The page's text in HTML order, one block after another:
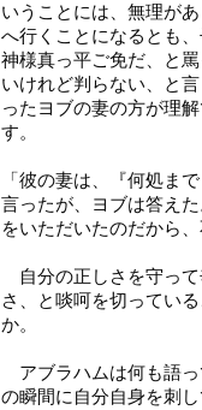
いうことには、無理が
へ行くことになるとも
神様真っ平ご免だ、と
いけれど判らない、と
ったヨブの妻の方が理
す。
「彼の妻は、『何処ま
言ったが、ヨブは答え
をいただいたのだから
自分の正しさを守って
さ、と啖呵を切ってい
か。
アブラハムは何も語っ
の瞬間に自分自身を刺